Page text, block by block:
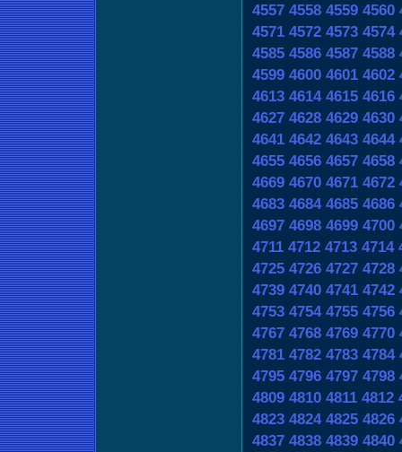
4557 4558 4559 4560
4571 4572 4573 4574
4585 4586 4587 4588
4599 4600 4601 4602
4613 4614 4615 4616
4627 4628 4629 4630
4641 4642 4643 4644
4655 4656 4657 4658
4669 4670 4671 4672
4683 4684 4685 4686
4697 4698 4699 4700
4711 4712 4713 4714
4725 4726 4727 4728
4739 4740 4741 4742
4753 4754 4755 4756
4767 4768 4769 4770
4781 4782 4783 4784
4795 4796 4797 4798
4809 4810 4811 4812
4823 4824 4825 4826
4837 4838 4839 4840